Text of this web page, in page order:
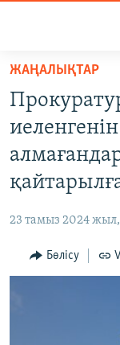
Skip
main
content
to
main
Skip
Search
САЯСАТ
ҚАҢТАР ОҚИҒАСЫ
ӘЛЕМ
ЖАҢАЛЫҚТАР
23 тамыз 2024 жыл,
Бөлісу